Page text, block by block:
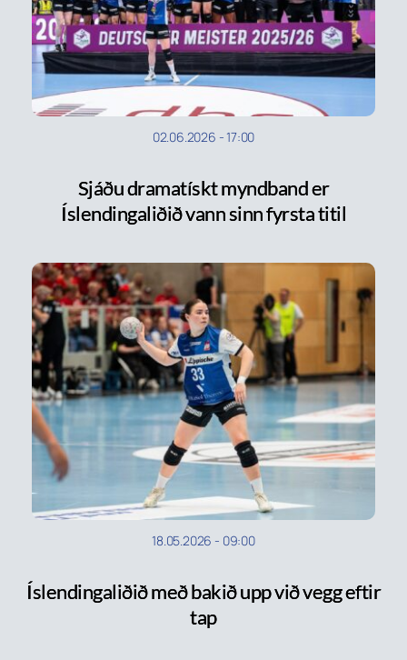
02.06.2026 -17:00
Sjáðu dramatískt myndband er
Íslendingaliðið vann sinn fyrsta titil
18.05.2026 - 09:00
Íslendingaliðið með bakið upp við vegg eftir
tap